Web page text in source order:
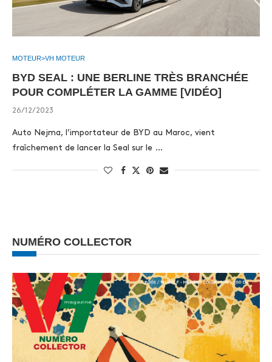
MOTEUR>VH MOTEUR
BYD SEAL : UNE BERLINE TRÈS BRANCHÉE
POUR COMPLÉTER LA GAMME [VIDÉO]
26/12/2023
Auto Nejma, l’importateur de BYD au Maroc, vient
fraîchement de lancer la Seal sur le …
NUMÉRO COLLECTOR